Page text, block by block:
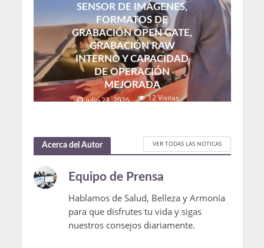
SENSOR DE IMÁGENES,
FORMATOS DE
GRABACIÓN OPEN GATE,
GRABACIÓN RAW
INTERNO Y CAPACIDAD
DE OPERACIÓN
MEJORADA
julio 23, 2026 12 Visitas
Acerca del Autor VER TODAS LAS NOTICAS
Equipo de Prensa
Hablamos de Salud, Belleza y Armonía
para que disfrutes tu vida y sigas
nuestros consejos diariamente.